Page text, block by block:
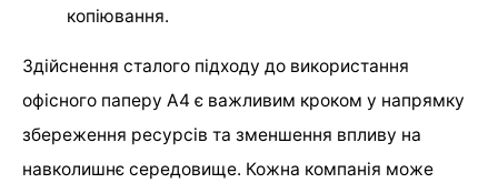
копіювання.
Здійснення сталого підходу до використання
офісного паперу А4 є важливим кроком у напрямку
збереження ресурсів та зменшення впливу на
навколишнє середовище. Кожна компанія може